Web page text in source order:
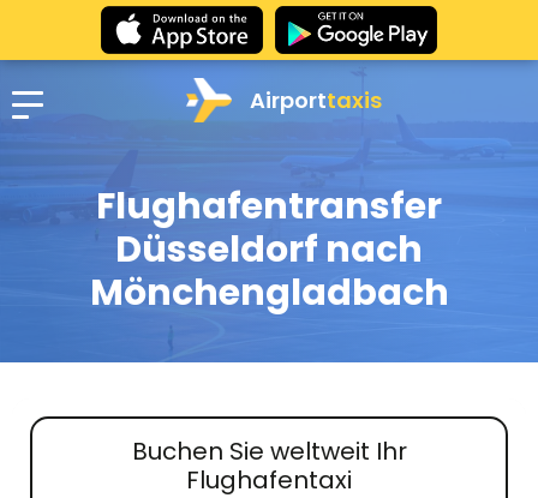
Airporttaxis
Flughafentransfer
Düsseldorf nach
Mönchengladbach
Buchen Sie weltweit Ihr
Flughafentaxi